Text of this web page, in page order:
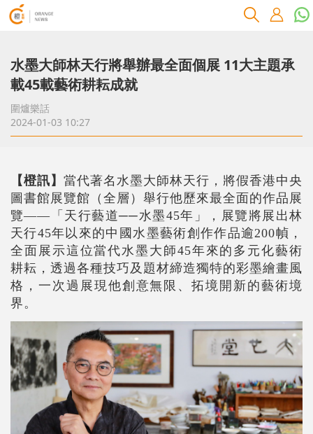
水墨大師林天行將舉辦最全面個展 11大主題承
載45載藝術耕耘成就
圍爐樂話
2024-01-03 10:27
【橙訊】 當代著名水墨大師林天行，將假香港中央
圖書館展覽館（全層）舉行他歷來最全面的作品展
覽——「天行藝道──水墨45年」，展覽將展出林
天行45年以來的中國水墨藝術創作作品逾200幀，
全面展示這位當代水墨大師45年來的多元化藝術
耕耘，透過各種技巧及題材締造獨特的彩墨繪畫風
格，一次過展現他創意無限、拓境開新的藝術境
界。